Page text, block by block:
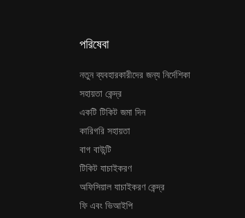
পরিষেবা
নতুন ব্যবহারকারীদের জন্য নির্দেশিকা
সহায়তা কেন্দ্র
একটি টিকিট জমা দিন
কারিগরি সহায়তা
বাগ বাউন্টি
টিকিট যাচাইকরণ
অফিসিয়াল যাচাইকরণ কেন্দ্র
ফি এবং ভিআইপি